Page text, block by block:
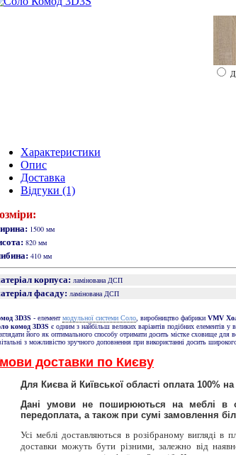
Характеристики
Опис
Доставка
Відгуки (1)
1500 мм
820 мм
410 мм
корпуса: ламінована ДСП
фасаду: ламінована ДСП
3D3S - елементмодульної системи Соло , виробництво фабрики VMV
комод 3D3S є одним з найбільш великих варіантів подібних елементів
його як оптимального способу отримати досить містке сховище для
з можливістю зручного доповнення при використанні досить
доставки по Києву
Для Києва й Київської області оплата 100%
Дані умови не поширюються на меблі в
передоплата, а також при сумі замовлення
Усі меблі доставляються в розібраному вигляді в
доставки можуть бути різними, залежно від